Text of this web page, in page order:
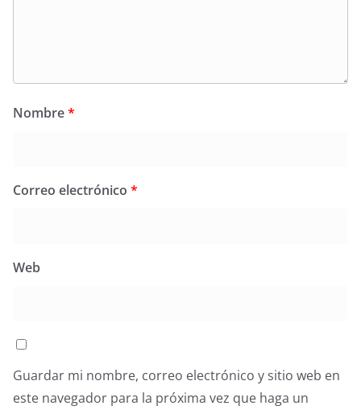
Nombre*
Correo electrónico *
Web
Guardar mi nombre, correo electrónico y sitio web en
este navegador para la próxima vez que haga un